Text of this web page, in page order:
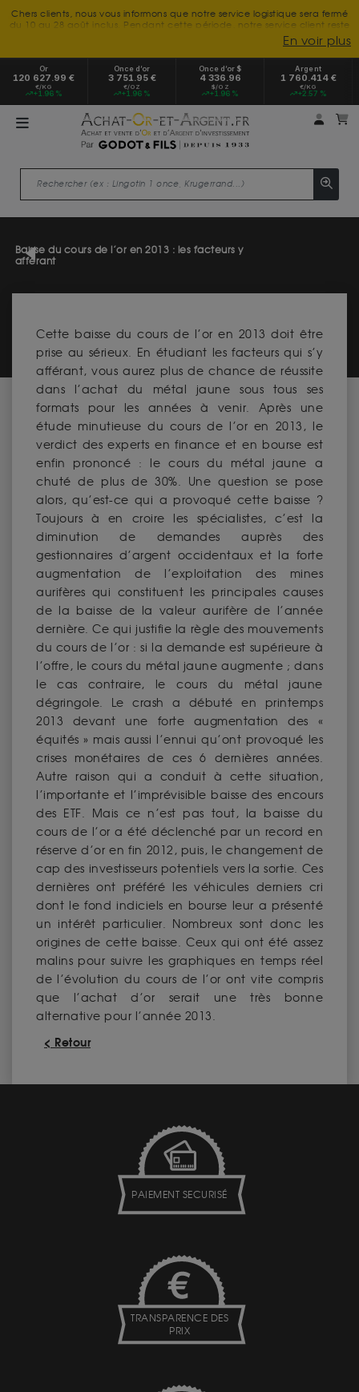
Chers clients, nous vous informons que notre service logistique sera fermé
du 10 au 28 août inclus. Pendant cette période, notre service client reste
à votre disposition tout l'été. Vous pouvez nous joindre du lundi au
vendredi, de 9h30 à 18h, pour toute demande d'information.
Nous vous remercions de votre compréhension et vous souhaitons un
excellent été.
En voir plus
Or
120 627.99 €
€/KG
+1.96 %
Once d’or
3 751.95 €
€/OZ
+1.96 %
Once d’or $
4 336.96
$/OZ
+1.96 %
Argent
1 760.414 €
€/KG
+2.57 %
Mon
Baisse du cours de l’or en 2013 : les facteurs y
afférant
Cette baisse du cours de l’or en 2013 doit être
prise au sérieux. En étudiant les facteurs qui s’y
afférant, vous aurez plus de chance de réussite
dans l’achat du métal jaune sous tous ses
formats pour les années à venir. Après une
étude minutieuse du cours de l’or en 2013, le
verdict des experts en finance et en bourse est
enfin prononcé : le cours du métal jaune a
chuté de plus de 30%. Une question se pose
alors, qu’est-ce qui a provoqué cette baisse ?
Toujours à en croire les spécialistes, c’est la
diminution de demandes auprès des
gestionnaires d’argent occidentaux et la forte
augmentation de l’exploitation des mines
aurifères qui constituent les principales causes
de la baisse de la valeur aurifère de l’année
dernière. Ce qui justifie la règle des mouvements
du cours de l’or : si la demande est supérieure à
l’offre, le cours du métal jaune augmente ; dans
le cas contraire, le cours du métal jaune
dégringole. Le crash a débuté en printemps
2013 devant une forte augmentation des «
équités » mais aussi l’ennui qu’ont provoqué les
crises monétaires de ces 6 dernières années.
Autre raison qui a conduit à cette situation,
l’importante et l’imprévisible baisse des encours
des ETF. Mais ce n’est pas tout, la baisse du
cours de l’or a été déclenché par un record en
réserve d’or en fin 2012, puis, le changement de
cap des investisseurs potentiels vers la sortie. Ces
dernières ont préféré les véhicules derniers cri
dont le fond indiciels en bourse leur a présenté
un intérêt particulier. Nombreux sont donc les
origines de cette baisse. Ceux qui ont été assez
malins pour suivre les graphiques en temps réel
de l’évolution du cours de l’or ont vite compris
que l’achat d’or serait une très bonne
alternative pour l’année 2013.
< Retour
PAIEMENT SECURISÉ
TRANSPARENCE DES
PRIX